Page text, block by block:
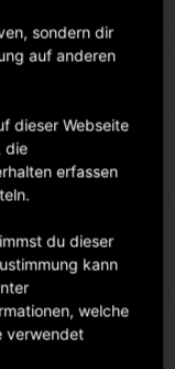
7 IV
Tag
und MwSt.)
sondern dir
auf anderen
dieser Webseite
die
erfassen
du dieser
kann
welche
verwendet